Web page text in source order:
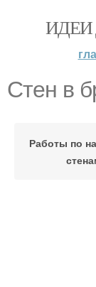
ИДЕИ
Стен в
Работы по